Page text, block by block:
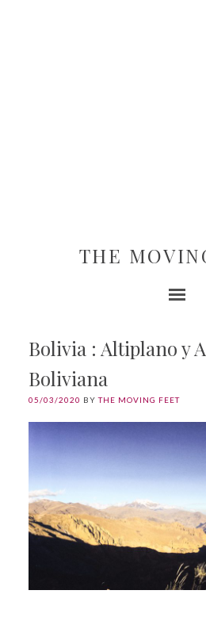
THE
Bolivia : Altiplano y
Boliviana
05/03/2020 BYTHE MOVING FEET